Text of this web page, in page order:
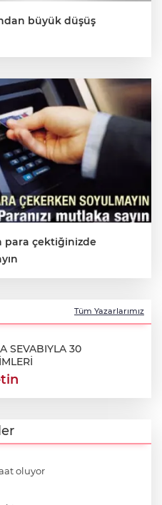
büyük düşüş
para çektiğinizde
Tüm Yazarlarımız
SEVABIYLA 30
oluyor